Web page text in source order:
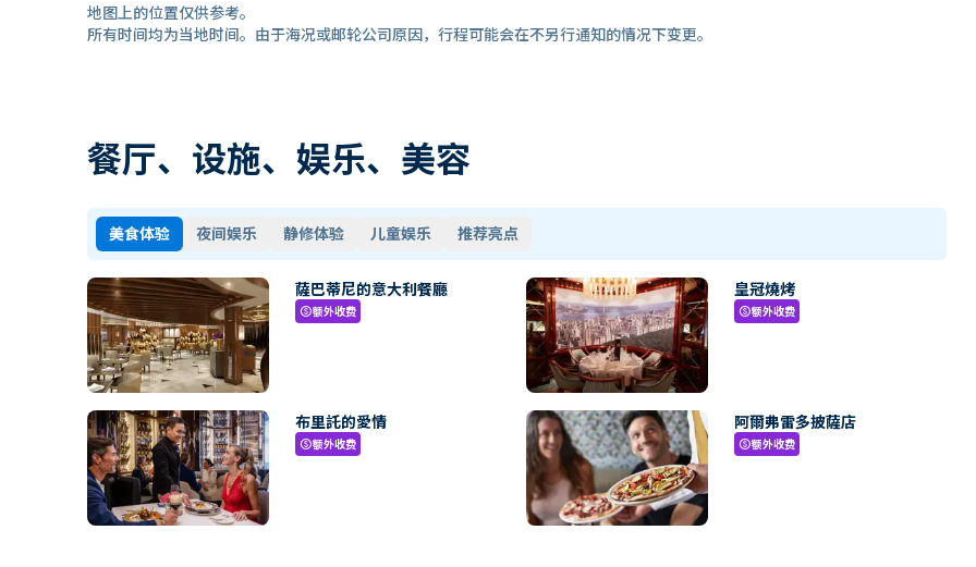
地图上的位置仅供参考。
所有时间均为当地时间。由于海况或邮轮公司原因，行程可能会在不另行通知的情况下变更。
餐厅、设施、娱乐、美容
美食体验 夜间娱乐 静修体验 儿童娱乐 推荐亮点
薩巴蒂尼的意大利餐廳
paid额外收费
皇冠燒烤
paid额外收费
布里託的愛情
paid额外收费
阿爾弗雷多披薩店
paid额外收费